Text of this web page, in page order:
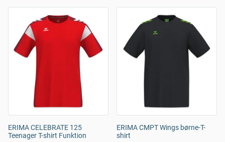
ERIMA CELEBRATE 125
Teenager T-shirt Funktion
ERIMA CMPT Wings børne-T-
shirt